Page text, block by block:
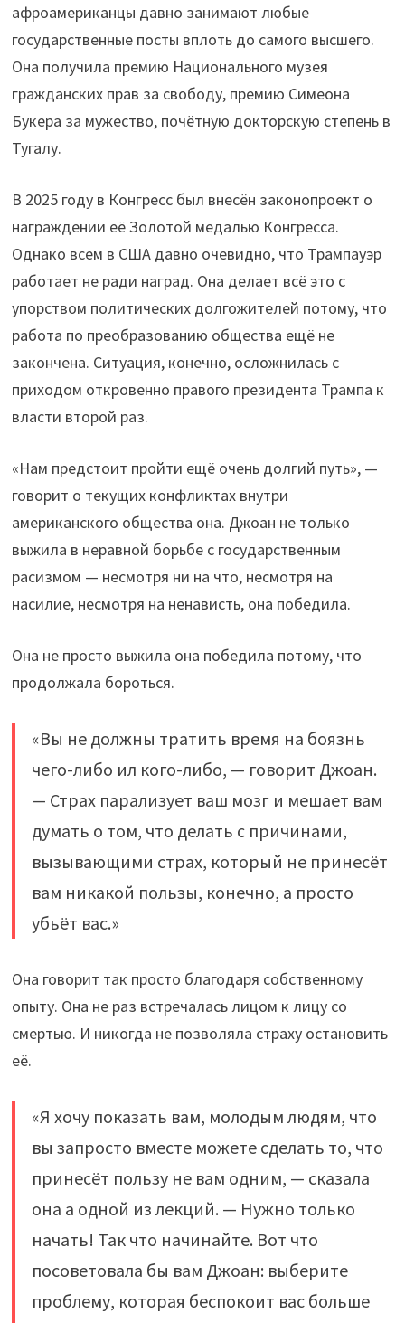
афроамериканцы давно занимают любые
государственные посты вплоть до самого высшего.
Она получила премию Национального музея
гражданских прав за свободу, премию Симеона
Букера за мужество, почётную докторскую степень в
Тугалу.
В 2025 году в Конгресс был внесён законопроект о
награждении её Золотой медалью Конгресса.
Однако всем в США давно очевидно, что Трампауэр
работает не ради наград. Она делает всё это с
упорством политических долгожителей потому, что
работа по преобразованию общества ещё не
закончена. Ситуация, конечно, осложнилась с
приходом откровенно правого президента Трампа к
власти второй раз.
«Нам предстоит пройти ещё очень долгий путь», —
говорит о текущих конфликтах внутри
американского общества она. Джоан не только
выжила в неравной борьбе с государственным
расизмом — несмотря ни на что, несмотря на
насилие, несмотря на ненависть, она победила.
Она не просто выжила она победила потому, что
продолжала бороться.
«Вы не должны тратить время на боязнь
чего-либо ил кого-либо, — говорит Джоан.
— Страх парализует ваш мозг и мешает вам
думать о том, что делать с причинами,
вызывающими страх, который не принесёт
вам никакой пользы, конечно, а просто
убьёт вас.»
Она говорит так просто благодаря собственному
опыту. Она не раз встречалась лицом к лицу со
смертью. И никогда не позволяла страху остановить
её.
«Я хочу показать вам, молодым людям, что
вы запросто вместе можете сделать то, что
принесёт пользу не вам одним, — сказала
она а одной из лекций. — Нужно только
начать! Так что начинайте. Вот что
посоветовала бы вам Джоан: выберите
проблему, которая беспокоит вас больше